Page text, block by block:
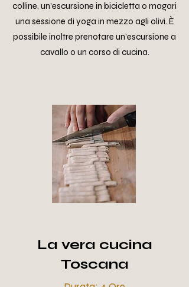
colline, un'escursione in bicicletta o magari
una sessione di yoga in mezzo agli olivi. È
possibile inoltre prenotare un'escursione a
cavallo o un corso di cucina.
La vera cucina
Toscana